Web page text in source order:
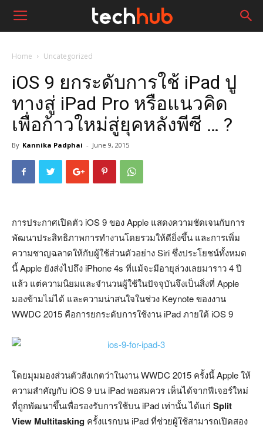
Home Uncategorized
iOS 9 ยกระดับการใช้ iPad ปู
ทางสู่ iPad Pro หรือแนวคิด
เพื่อก้าวใหม่สู่ยุคหลังพีซี … ?
By Kannika Padphai - June 9, 2015
การประกาศเปิดตัว iOS 9 ของ Apple แสดงความชัดเจนกับการ
พัฒนาประสิทธิภาพการทำงานโดยรวมให้ดียิ่งขึ้น และการเพิ่ม
ความชาญฉลาดให้กับผู้ใช้ส่วนตัวอย่าง Siri ซึ่งประโยชน์ทั้งหมด
นี้ Apple ยังส่งไปถึง iPhone 4s ที่แม้จะมีอายุล่วงเลยมาราว 4 ปี
แล้ว แต่ความนิยมและจำนวนผู้ใช้ในปัจจุบันจึงเป็นสิ่งที่ Apple
มองข้ามไม่ได้ และความน่าสนใจในช่วง Keynote ของงาน
WWDC 2015 คือการยกระดับการใช้งาน iPad ภายใต้ iOS 9
โดยมุมมองส่วนตัวสังเกตว่าในงาน WWDC 2015 ครั้งนี้ Apple ให้
ความสำคัญกับ iOS 9 บน iPad พอสมควร เห็นได้จากฟีเจอร์ใหม่
ที่ถูกพัฒนาขึ้นเพื่อรองรับการใช้บน iPad เท่านั้น ได้แก่ Split
View Multitasking ครั้งแรกบน iPad ที่ช่วยผู้ใช้สามารถเปิดสอง